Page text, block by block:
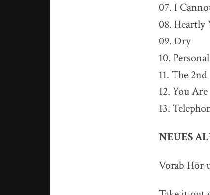
07. I
08. Heartly
09. Dry
10.
11. The 2nd
12. You Are
13.
NEUES
Vorab Hör